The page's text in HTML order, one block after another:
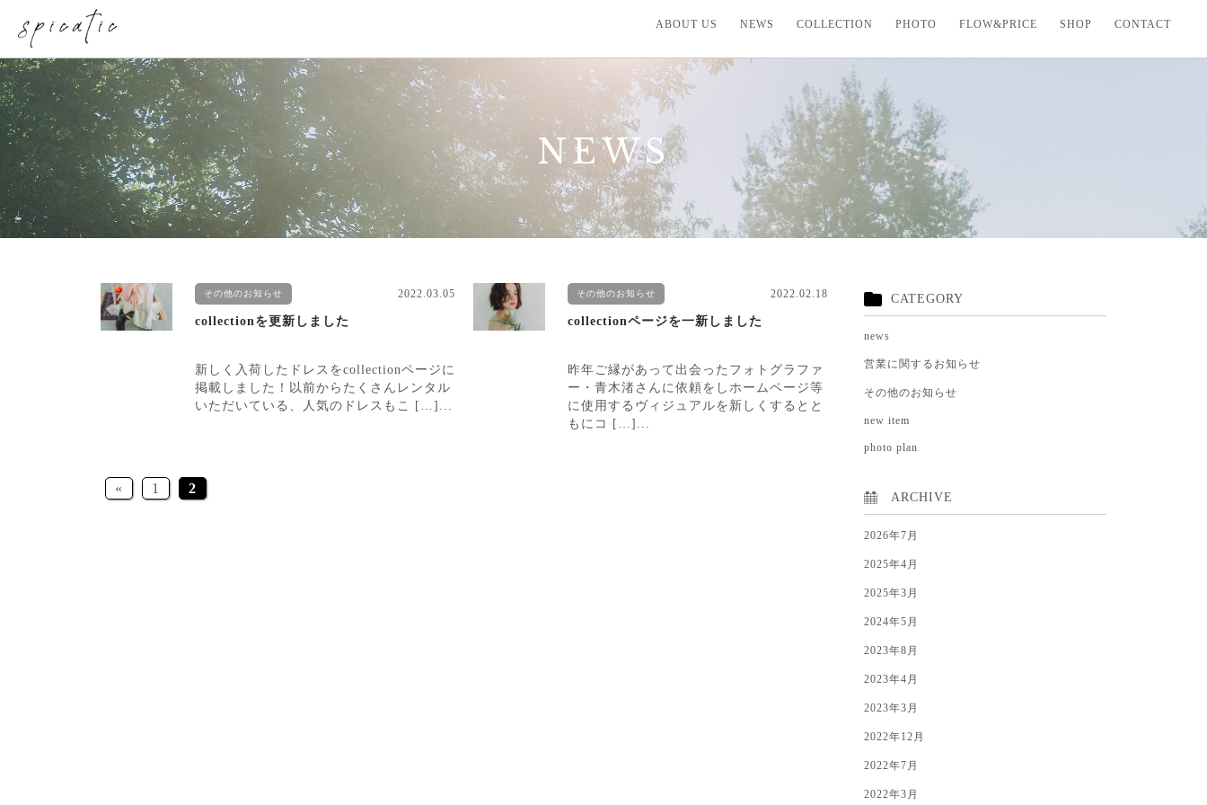
ABOUT US NEWS COLLECTION PHOTO FLOW&PRICE SHOP CONTACT
NEWS
その他のお知らせ 2022.03.05
collectionを更新しました
新しく入荷したドレスをcollectionページに
掲載しました！以前からたくさんレンタル
いただいている、人気のドレスもこ […]...
その他のお知らせ 2022.02.18
collectionページを一新しました
昨年ご縁があって出会ったフォトグラファ
ー・青木渚さんに依頼をしホームページ等
に使用するヴィジュアルを新しくするとと
もにコ […]...
« 1 2
CATEGORY
news
営業に関するお知らせ
その他のお知らせ
new item
photo plan
ARCHIVE
2026年7月
2025年4月
2025年3月
2024年5月
2023年8月
2023年4月
2023年3月
2022年12月
2022年7月
2022年3月